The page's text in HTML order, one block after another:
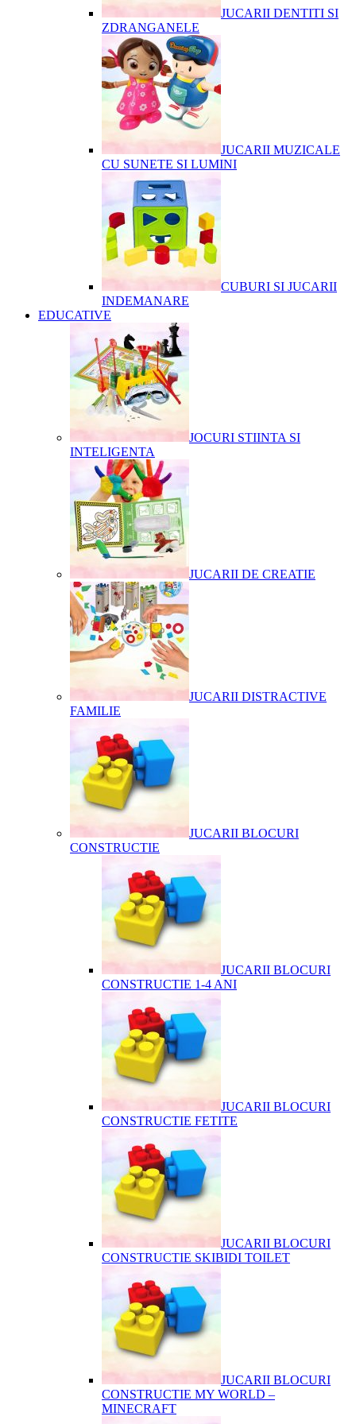
JUCARII DENTITI SI
ZDRANGANELE
JUCARII MUZICALE
CU SUNETE SI LUMINI
CUBURI SI JUCARII
INDEMANARE
EDUCATIVE
JOCURI STIINTA SI
INTELIGENTA
JUCARII DE CREATIE
JUCARII DISTRACTIVE
FAMILIE
JUCARII BLOCURI
CONSTRUCTIE
JUCARII BLOCURI
CONSTRUCTIE 1-4 ANI
JUCARII BLOCURI
CONSTRUCTIE FETITE
JUCARII BLOCURI
CONSTRUCTIE SKIBIDI TOILET
JUCARII BLOCURI
CONSTRUCTIE MY WORLD –
MINECRAFT